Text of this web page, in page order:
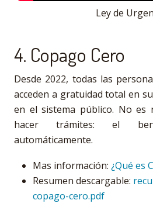
Ley de
4. Copago Cero
Desde 2022, todas las
acceden a gratuidad total en
en el sistema público. No es
hacer trámites: el
automáticamente.
Mas información: ¿Qué es
Resumen descargable:
copago-cero.pdf